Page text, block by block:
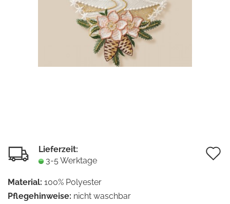
Lieferzeit:
3-5 Werktage
Material: 100% Polyester
Pflegehinweise: nicht waschbar